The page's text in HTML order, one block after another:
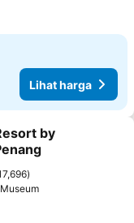
Lihat harga
favorit
by